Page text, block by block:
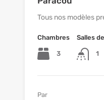
Tous nos modèles
Chambres
3
Salles
1
Par